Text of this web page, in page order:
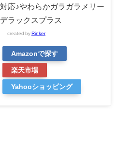
対応♪やわらかガラガラメリー
デラックスプラス
created by Rinker
Amazonで探す
楽天市場
Yahooショッピング